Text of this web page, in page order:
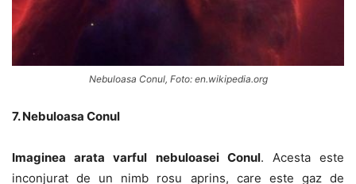
Nebuloasa Conul, Foto: en.wikipedia.org
7. Nebuloasa Conul
Imaginea arata varful nebuloasei Conul. Acesta este
inconjurat de un nimb rosu aprins, care este gaz de